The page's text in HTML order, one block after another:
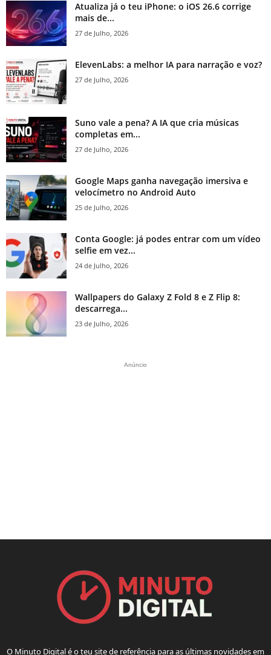
Atualiza já o teu iPhone: o iOS 26.6 corrige
mais de...
27 de Julho, 2026
ElevenLabs: a melhor IA para narração e voz?
27 de Julho, 2026
Suno vale a pena? A IA que cria músicas
completas em...
27 de Julho, 2026
Google Maps ganha navegação imersiva e
velocímetro no Android Auto
25 de Julho, 2026
Conta Google: já podes entrar com um vídeo
selfie em vez...
24 de Julho, 2026
Wallpapers do Galaxy Z Fold 8 e Z Flip 8:
descarrega...
23 de Julho, 2026
Anúncio
O Minuto Digital é o teu site de referência para as últimas novidades em